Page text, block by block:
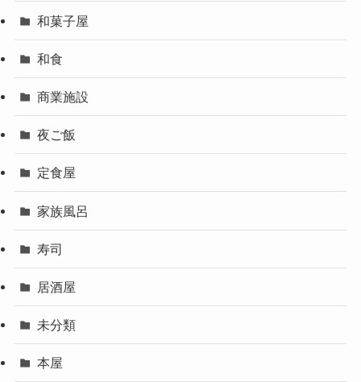
和菓子屋
和食
商業施設
夜ご飯
定食屋
家族風呂
寿司
居酒屋
未分類
本屋